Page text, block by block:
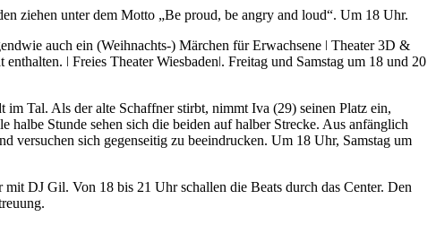
ziehen unter dem Motto „Be proud, be angry and loud“. Um 18 Uhr.
auch ein (Weihnachts-) Märchen für Erwachsene ǀ Theater 3D &
ǀ Freies Theater Wiesbadenǀ. Freitag und Samstag um 18 und 20
Tal. Als der alte Schaffner stirbt, nimmt Iva (29) seinen Platz ein,
Stunde sehen sich die beiden auf halber Strecke. Aus anfänglich
sich gegenseitig zu beeindrucken. Um 18 Uhr, Samstag um
DJ Gil. Von 18 bis 21 Uhr schallen die Beats durch das Center. Den